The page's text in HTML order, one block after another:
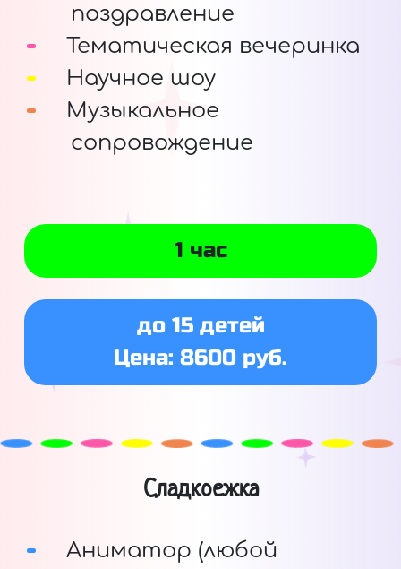
поздравление
Тематическая вечеринка
Научное шоу
Музыкальное
сопровождение
1 час
до 15 детей
Цена: 8600 руб.
Сладкоежка
Аниматор (любой